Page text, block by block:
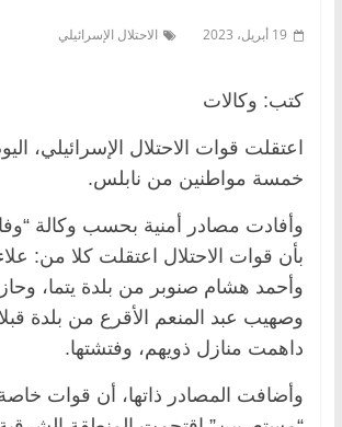
19 أبريل، 2023 الاحتلال الإسرائيلي
كتب: وكالات
اعتقلت قوات الاحتلال الإسرائيلي،
خمسة مواطنين من نابلس.
وأفادت مصادر أمنية بحسب وكالة
بأن قوات الاحتلال اعتقلت كلا من:
وأحمد هشام صنوبر من بلدة يتما،
وصهيب عبد المنعم الأقرع من بلدة
داهمت منازل ذويهم، وفتشتها.
وأضافت المصادر ذاتها، أن قوات خاصة